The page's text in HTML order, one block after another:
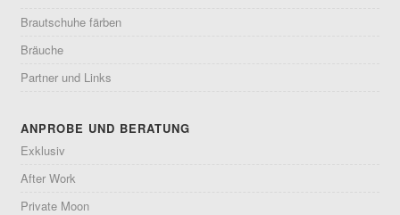
Brautschuhe färben
Bräuche
Partner und Links
ANPROBE UND BERATUNG
Exklusiv
After Work
Private Moon